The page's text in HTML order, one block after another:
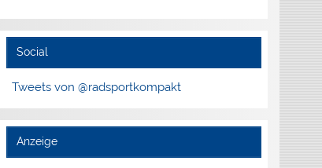
Social
Tweets von @radsportkompakt
Anzeige